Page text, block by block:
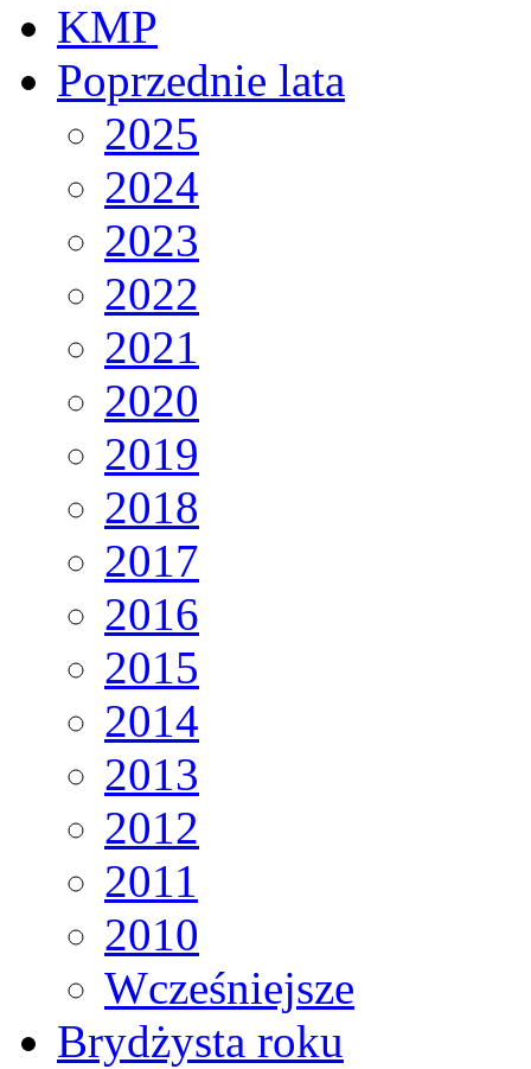
KMP
Poprzednie lata
2025
2024
2023
2022
2021
2020
2019
2018
2017
2016
2015
2014
2013
2012
2011
2010
Wcześniejsze
Brydżysta roku